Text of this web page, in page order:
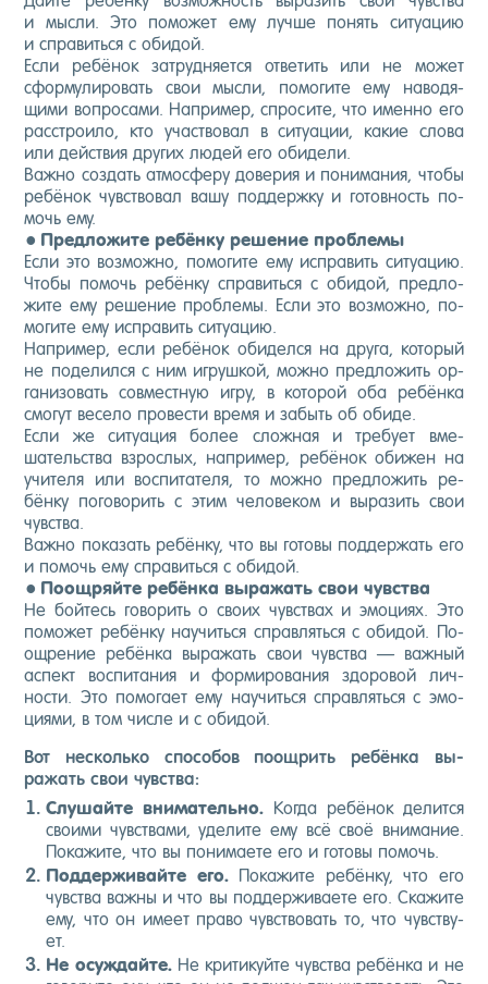
и мыс­ли. Это по­может ему луч­ше по­нять си­ту­ацию
и спра­вить­ся с оби­дой.
Ес­ли ре­бёнок зат­рудня­ет­ся от­ве­тить или не мо­жет
сфор­му­лиро­вать свои мыс­ли, по­моги­те ему на­водя­
щими воп­ро­сами. Нап­ри­мер, спро­сите, что имен­но его
расс­тро­ило, кто учас­тво­вал в си­ту­ации, ка­кие сло­ва
или дей­ствия дру­гих лю­дей его оби­дели.
Важ­но соз­дать ат­мосфе­ру до­верия и по­нима­ния, что­бы
ре­бёнок чувс­тво­вал ва­шу под­дер­жку и го­тов­ность по­
мочь ему.
Пред­ло­жите ре­бён­ку ре­шение проб­ле­мы
Ес­ли это воз­можно, по­моги­те ему ис­пра­вить си­ту­ацию.
Что­бы по­мочь ре­бён­ку спра­вить­ся с оби­дой, пред­ло­
жите ему ре­шение проб­ле­мы. Ес­ли это воз­можно, по­
моги­те ему ис­пра­вить си­ту­ацию.
Нап­ри­мер, ес­ли ре­бёнок оби­дел­ся на дру­га, ко­торый
не по­делил­ся с ним иг­рушкой, мож­но пред­ло­жить ор­
га­низо­вать сов­мес­тную иг­ру, в ко­торой оба ре­бён­ка
смо­гут ве­село про­вес­ти вре­мя и за­быть об оби­де.
Ес­ли же си­ту­ация бо­лее слож­ная и тре­бу­ет вме­
шатель­ства взрос­лых, нап­ри­мер, ре­бёнок оби­жен на
учи­теля или вос­пи­тате­ля, то мож­но пред­ло­жить ре­
бён­ку по­гово­рить с этим че­лове­ком и вы­разить свои
чувс­тва.
Важ­но по­казать ре­бён­ку, что вы го­товы под­держать его
и по­мочь ему спра­вить­ся с оби­дой.
По­ощ­ряй­те ре­бён­ка вы­ражать свои чувс­тва
Не бой­тесь го­ворить о сво­их чувс­твах и эмо­ци­ях. Это
по­может ре­бён­ку на­учить­ся справ­лять­ся с оби­дой. По­
ощ­ре­ние ре­бён­ка вы­ражать свои чувс­тва — важ­ный
ас­пект вос­пи­тания и фор­ми­рова­ния здо­ровой лич­
ности. Это по­мога­ет ему на­учить­ся справ­лять­ся с эмо­
ци­ями, в том чис­ле и с оби­дой.
Вот нес­коль­ко спо­собов по­ощ­рить ре­бён­ка вы­
ражать свои чувс­тва:
Слу­шай­те вни­матель­но. Ког­да ре­бёнок де­лит­ся
сво­ими чувс­тва­ми, уде­лите ему всё своё вни­мание.
По­кажи­те, что вы по­нима­ете его и го­товы по­мочь.
Под­держи­вай­те его.По­кажи­те ре­бён­ку, что его
чувс­тва важ­ны и что вы под­держи­ва­ете его. Ска­жите
ему, что он име­ет пра­во чувс­тво­вать то, что чувс­тву­
ет.
Не осуж­дай­те.Не кри­тикуй­те чувс­тва ре­бён­ка и не